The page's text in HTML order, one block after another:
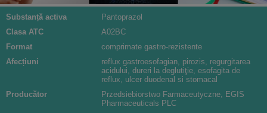
Substanță activa
Pantoprazol
Clasa ATC
A02BC
Format
comprimate gastro-rezistente
Afecțiuni
reflux gastroesofagian, pirozis, regurgitarea
acidului, dureri la deglutiţie, esofagita de
reflux, ulcer duodenal si stomacal
Producător
Przedsiebiorstwo Farmaceutyczne, EGIS
Pharmaceuticals PLC